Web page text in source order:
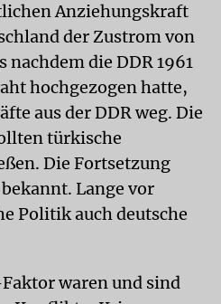
Anziehungskraft
der Zustrom von
die DDR 1961
hochgezogen hatte,
aus der DDR weg. Die
türkische
Die Fortsetzung
Lange vor
Politik auch deutsche
waren und sind